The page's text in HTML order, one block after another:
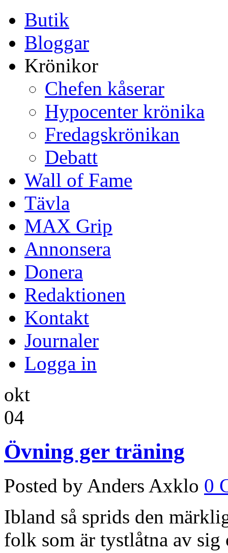
Butik
Bloggar
Krönikor
Chefen kåserar
Hypocenter krönika
Fredagskrönikan
Debatt
Wall of Fame
Tävla
MAX Grip
Annonsera
Donera
Redaktionen
Kontakt
Journaler
Logga in
okt
04
Övning ger träning
Posted by Anders Axklo 0
Ibland så sprids den
folk som är tystlåtna av sig